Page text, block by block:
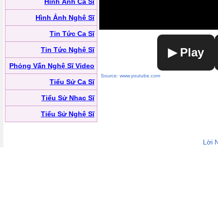
Hình Ảnh Nghệ Sĩ
Tin Tức Ca Sĩ
Tin Tức Nghệ Sĩ
Phỏng Vấn Nghệ Sĩ Video
Tiểu Sử Ca Sĩ
Tiểu Sử Nhạc Sĩ
Tiểu Sử Nghệ Sĩ
▶ Play
Source: www.youtube.com
Lời